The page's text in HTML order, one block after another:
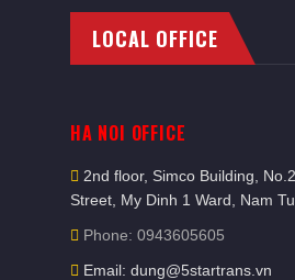
LOCAL OFFICE
HA NOI OFFICE
2nd floor, Simco Building,
Street, My Dinh 1 Ward, Nam
Phone: 0943605605
Email: dung@5startrans.vn